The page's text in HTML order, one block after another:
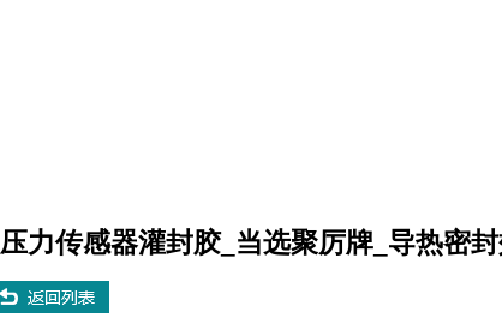
压力传感器灌封胶_当选聚厉牌_导热密